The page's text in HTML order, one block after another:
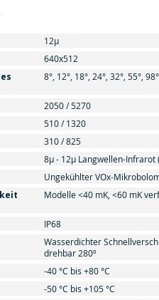
12μ
640x512
8°, 12°, 18°, 24°, 32°, 55°, 98°
2050 / 5270
510 / 1320
310 / 825
8μ - 12μ Langwellen-Infrarot
Ungekühlter VOx-
Modelle <40 mK, <60 mK
IP68
Wasserdichter
drehbar 280º
-40 °C bis +80 °C
-50 °C bis +105 °C